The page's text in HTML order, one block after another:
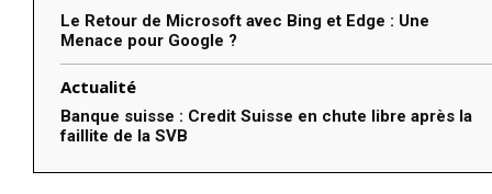
Le Retour de Microsoft avec Bing et Edge : Une
Menace pour Google ?
Actualité
Banque suisse : Credit Suisse en chute libre après la
faillite de la SVB